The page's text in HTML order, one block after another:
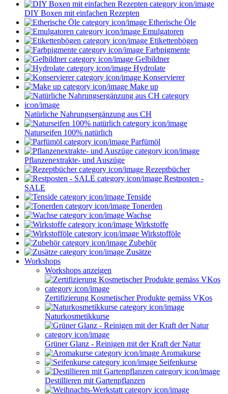
DIY Boxen mit einfachen Rezepten
Etherische Öle
Emulgatoren
Etikettenbögen
Farbpigmente
Gelbildner
Hydrolate
Konservierer
Make up
Natürliche Nahrungsergänzung aus CH
Naturseifen 100% natürlich
Parfümöl
Pflanzenextrakte- und Auszüge
Rezeptbücher
Restposten -
SALE
Tenside
Tonerden
Wachse
Wirkstoffe
Wirkstofföle
Zubehör
Zusätze
Workshops
Workshops anzeigen
Zertifizierung Kosmetischer Produkte gemäss VKos
Naturkosmetikkurse
Grüner Glanz - Reinigen mit der Kraft der Natur
Aromakurse
Seifenkurse
Destillieren mit Gartenpflanzen